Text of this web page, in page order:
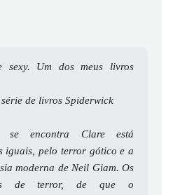
sexy. Um dos meus livros
de livros Spiderwick
se encontra Clare está
iguais, pelo terror gótico e a
moderna de Neil Giam. Os
de terror, de que o